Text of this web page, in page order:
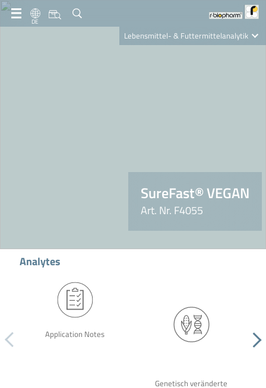
DE
Lebensmittel- & Futtermittelanalytik
SureFast® VEGAN
Art. Nr. F4055
Analytes
Application Notes
Genetisch veränderte